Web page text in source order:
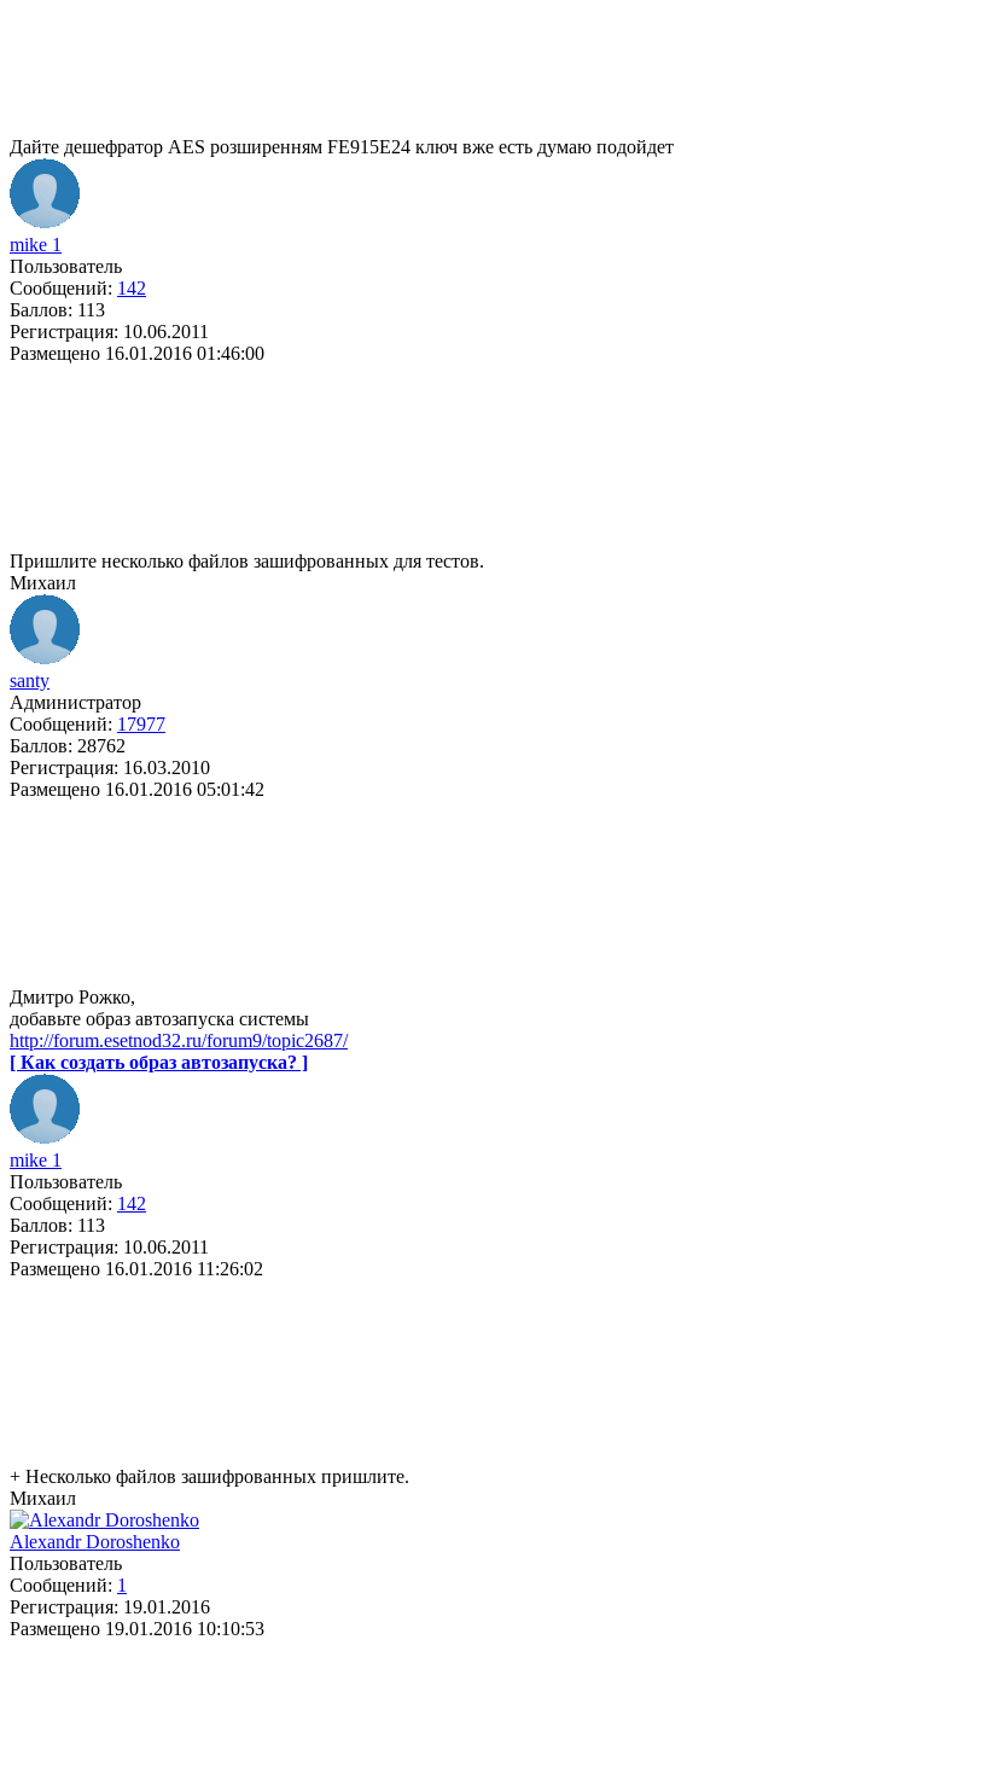
Дайте дешефратор AES розширенням FE915E24 ключ вже есть думаю подойдет
mike 1
Пользователь
Сообщений: 142
Баллов: 113
Регистрация: 10.06.2011
Размещено 16.01.2016 01:46:00
Пришлите несколько файлов зашифрованных для тестов.
Михаил
santy
Администратор
Сообщений: 17977
Баллов: 28762
Регистрация: 16.03.2010
Размещено 16.01.2016 05:01:42
Дмитро Рожко,
добавьте образ автозапуска системы
http://forum.esetnod32.ru/forum9/topic2687/
[ Как создать образ автозапуска? ]
mike 1
Пользователь
Сообщений: 142
Баллов: 113
Регистрация: 10.06.2011
Размещено 16.01.2016 11:26:02
+ Несколько файлов зашифрованных пришлите.
Михаил
Alexandr Doroshenko
Пользователь
Сообщений: 1
Регистрация: 19.01.2016
Размещено 19.01.2016 10:10:53